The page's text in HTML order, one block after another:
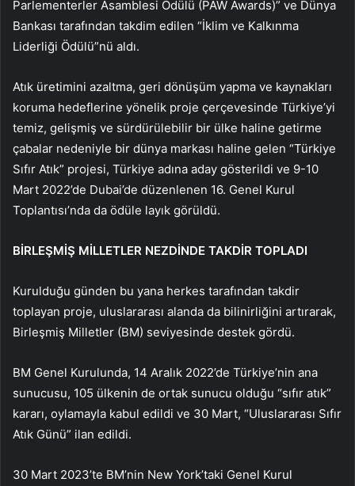
Parlementerler Asamblesi Ödülü (PAW Awards)” ve Dünya
Bankası tarafından takdim edilen “İklim ve Kalkınma
Liderliği Ödülü”nü aldı.
Atık üretimini azaltma, geri dönüşüm yapma ve kaynakları
koruma hedeflerine yönelik proje çerçevesinde Türkiye’yi
temiz, gelişmiş ve sürdürülebilir bir ülke haline getirme
çabalar nedeniyle bir dünya markası haline gelen “Türkiye
Sıfır Atık” projesi, Türkiye adına aday gösterildi ve 9-10
Mart 2022’de Dubai’de düzenlenen 16. Genel Kurul
Toplantısı’nda da ödüle layık görüldü.
BİRLEŞMİŞ MİLLETLER NEZDİNDE TAKDİR TOPLADI
Kurulduğu günden bu yana herkes tarafından takdir
toplayan proje, uluslararası alanda da bilinirliğini artırarak,
Birleşmiş Milletler (BM) seviyesinde destek gördü.
BM Genel Kurulunda, 14 Aralık 2022’de Türkiye’nin ana
sunucusu, 105 ülkenin de ortak sunucu olduğu “sıfır atık”
kararı, oylamayla kabul edildi ve 30 Mart, “Uluslararası Sıfır
Atık Günü” ilan edildi.
30 Mart 2023’te BM’nin New York’taki Genel Kurul